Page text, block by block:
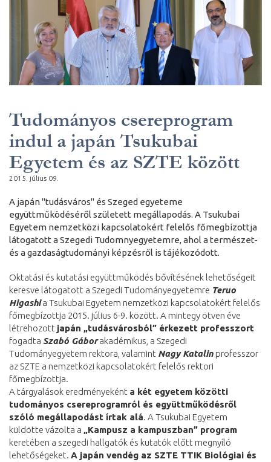
Tudományos csereprogram
indul a japán Tsukubai
Egyetem és az SZTE között
2015. július 09.
A japán "tudásváros" és Szeged egyeteme
együttműködéséről született megállapodás. A Tsukubai
Egyetem nemzetközi kapcsolatokért felelős főmegbízottja
látogatott a Szegedi Tudomnyegyetemre, ahol a természet-
és a gazdaságtudományi képzésről is tájékozódott.
Oktatási és kutatási együttműködés bővítésének lehetőségeit
keresve látogatott a Szegedi Tudományegyetemre Teruo
Higashia Tsukubai Egyetem nemzetközi kapcsolatokért felelős
főmegbízottja 2015. július 6-9. között. A mintegy ötven éve
létrehozott japán „tudásvárosból” érkezett professzort
fogadta Szabó Gáborakadémikus, a Szegedi
Tudományegyetem rektora, valamint Nagy Katalin professzor
az SZTE a nemzetközi kapcsolatokért felelős rektori
főmegbízottja.
A tárgyalások eredményeként a két egyetem közötti
tudományos csereprogramról és együttműködésről
szóló megállapodást írtak alá. A Tsukubai Egyetem
küldötte vázolta a „Kampusz a kampuszban” program
keretében a szegedi hallgatók és kutatók előtt megnyíló
lehetőségeket. A japán vendég az SZTE TTIK Biológiai és